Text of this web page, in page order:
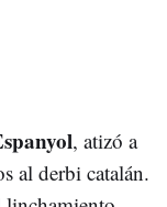
, atizó a
al derbi catalán.